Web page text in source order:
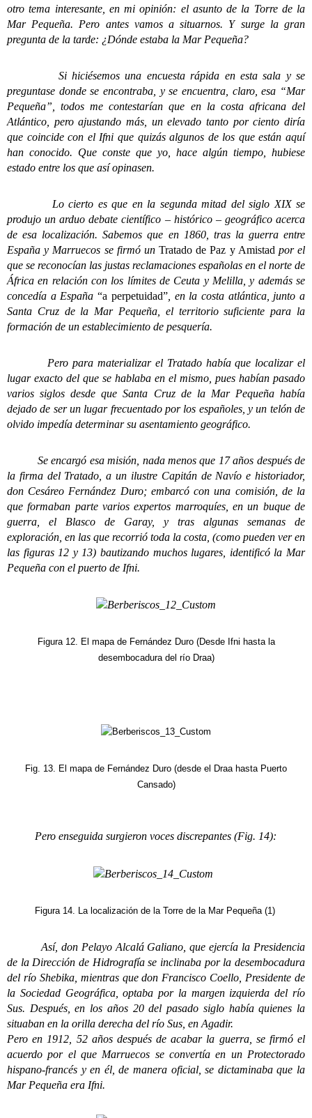
otro tema interesante, en mi opinión: el asunto de la Torre de la
Mar Pequeña. Pero antes vamos a situarnos. Y surge la gran
pregunta de la tarde: ¿Dónde estaba la Mar Pequeña?
Si hiciésemos una encuesta rápida en esta sala y se
preguntase donde se encontraba, y se encuentra, claro, esa “Mar
Pequeña”, todos me contestarían que en la costa africana del
Atlántico, pero ajustando más, un elevado tanto por ciento diría
que coincide con el Ifni que quizás algunos de los que están aquí
han conocido. Que conste que yo, hace algún tiempo, hubiese
estado entre los que así opinasen.
Lo cierto es que en la segunda mitad del siglo XIX se
produjo un arduo debate científico – histórico – geográfico acerca
de esa localización. Sabemos que en 1860, tras la guerra entre
España y Marruecos se firmó un Tratado de Paz y Amistad por el
que se reconocían las justas reclamaciones españolas en el norte de
África en relación con los límites de Ceuta y Melilla, y además se
concedía a España“a perpetuidad”, en la costa atlántica, junto a
Santa Cruz de la Mar Pequeña, el territorio suficiente para la
formación de un establecimiento de pesquería.
Pero para materializar el Tratado había que localizar el
lugar exacto del que se hablaba en el mismo, pues habían pasado
varios siglos desde que Santa Cruz de la Mar Pequeña había
dejado de ser un lugar frecuentado por los españoles, y un telón de
olvido impedía determinar su asentamiento geográfico.
Se encargó esa misión, nada menos que 17 años después de
la firma del Tratado, a un ilustre Capitán de Navío e historiador,
don Cesáreo Fernández Duro; embarcó con una comisión, de la
que formaban parte varios expertos marroquíes, en un buque de
guerra, el Blasco de Garay, y tras algunas semanas de
exploración, en las que recorrió toda la costa, (como pueden ver en
las figuras 12 y 13) bautizando muchos lugares, identificó la Mar
Pequeña con el puerto de Ifni.
Figura 12. El mapa de Fernández Duro (Desde Ifni hasta la
desembocadura del río Draa)
Fig. 13. El mapa de Fernández Duro (desde el Draa hasta Puerto
Cansado)
Pero enseguida surgieron voces discrepantes (Fig. 14):
Figura 14. La localización de la Torre de la Mar Pequeña (1)
Así, don Pelayo Alcalá Galiano, que ejercía la Presidencia
de la Dirección de Hidrografía se inclinaba por la desembocadura
del río Shebika, mientras que don Francisco Coello, Presidente de
la Sociedad Geográfica, optaba por la margen izquierda del río
Sus. Después, en los años 20 del pasado siglo había quienes la
situaban en la orilla derecha del río Sus, en Agadir.
Pero en 1912, 52 años después de acabar la guerra, se firmó el
acuerdo por el que Marruecos se convertía en un Protectorado
hispano-francés y en él, de manera oficial, se dictaminaba que la
Mar Pequeña era Ifni.